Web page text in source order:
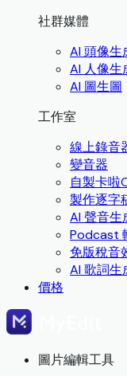
社群媒體
AI 頭像生
AI 人像生
AI 圖生圖
工作室
線上錄音
變音器
自製卡啦
製作逐字
AI 聲音生
Podcast
免版稅音
AI 歌詞生
價格
圖片編輯工具